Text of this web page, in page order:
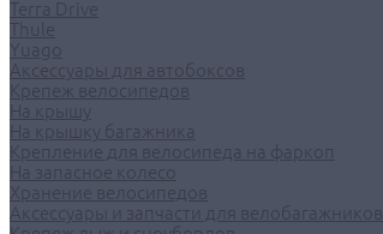
Terra Drive
Thule
Yuago
Аксессуары для автобоксов
Крепеж велосипедов
На крышу
На крышку багажника
Крепление для велосипеда на фаркоп
На запасное колесо
Хранение велосипедов
Аксессуары и запчасти для велобагажников